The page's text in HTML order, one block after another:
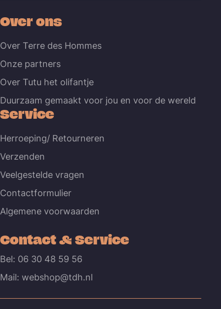
Over ons
Over Terre des Hommes
Onze partners
Over Tutu het olifantje
Duurzaam gemaakt voor jou en voor de wereld
Service
Herroeping/ Retourneren
Verzenden
Veelgestelde vragen
Contactformulier
Algemene voorwaarden
Contact & Service
Bel: 06 30 48 59 56
Mail: webshop@tdh.nl